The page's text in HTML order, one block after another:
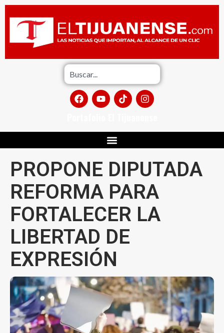
PROPONE DIPUTADA
REFORMA PARA
FORTALECER LA
LIBERTAD DE
EXPRESIÓN